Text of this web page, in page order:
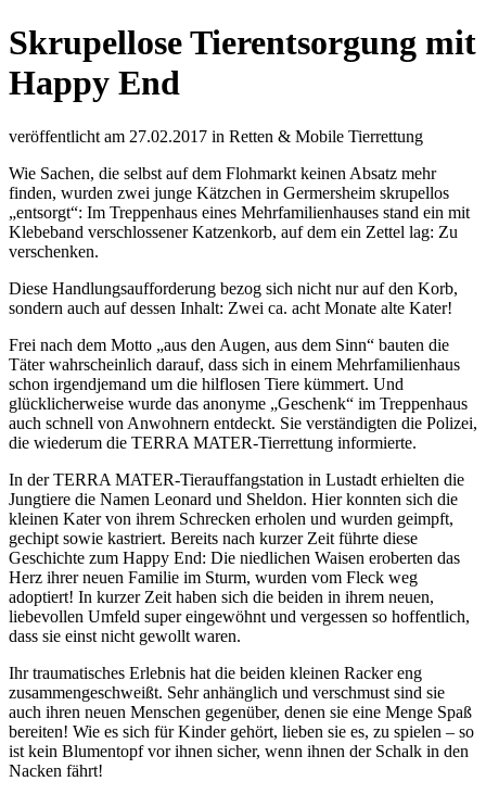
Skrupellose Tierentsorgung mit
Happy End
veröffentlicht am 27.02.2017 in Retten & Mobile Tierrettung
Wie Sachen, die selbst auf dem Flohmarkt keinen Absatz mehr
finden, wurden zwei junge Kätzchen in Germersheim skrupellos
„entsorgt“: Im Treppenhaus eines Mehrfamilienhauses stand ein mit
Klebeband verschlossener Katzenkorb, auf dem ein Zettel lag: Zu
verschenken.
Diese Handlungsaufforderung bezog sich nicht nur auf den Korb,
sondern auch auf dessen Inhalt: Zwei ca. acht Monate alte Kater!
Frei nach dem Motto „aus den Augen, aus dem Sinn“ bauten die
Täter wahrscheinlich darauf, dass sich in einem Mehrfamilienhaus
schon irgendjemand um die hilflosen Tiere kümmert. Und
glücklicherweise wurde das anonyme „Geschenk“ im Treppenhaus
auch schnell von Anwohnern entdeckt. Sie verständigten die Polizei,
die wiederum die TERRA MATER-Tierrettung informierte.
In der TERRA MATER-Tierauffangstation in Lustadt erhielten die
Jungtiere die Namen Leonard und Sheldon. Hier konnten sich die
kleinen Kater von ihrem Schrecken erholen und wurden geimpft,
gechipt sowie kastriert. Bereits nach kurzer Zeit führte diese
Geschichte zum Happy End: Die niedlichen Waisen eroberten das
Herz ihrer neuen Familie im Sturm, wurden vom Fleck weg
adoptiert! In kurzer Zeit haben sich die beiden in ihrem neuen,
liebevollen Umfeld super eingewöhnt und vergessen so hoffentlich,
dass sie einst nicht gewollt waren.
Ihr traumatisches Erlebnis hat die beiden kleinen Racker eng
zusammengeschweißt. Sehr anhänglich und verschmust sind sie
auch ihren neuen Menschen gegenüber, denen sie eine Menge Spaß
bereiten! Wie es sich für Kinder gehört, lieben sie es, zu spielen – so
ist kein Blumentopf vor ihnen sicher, wenn ihnen der Schalk in den
Nacken fährt!